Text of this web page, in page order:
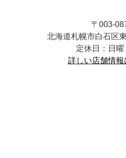
〒003-
北海道札幌市白石区
定休日：日曜
詳しい店舗情報